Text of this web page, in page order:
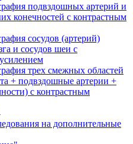
подвздошных артерий и
конечностей с контрастным
сосудов (артерий)
и сосудов шеи с
трех смежных областей
+ подвздошные артерии +
с контрастным
на дополнительные